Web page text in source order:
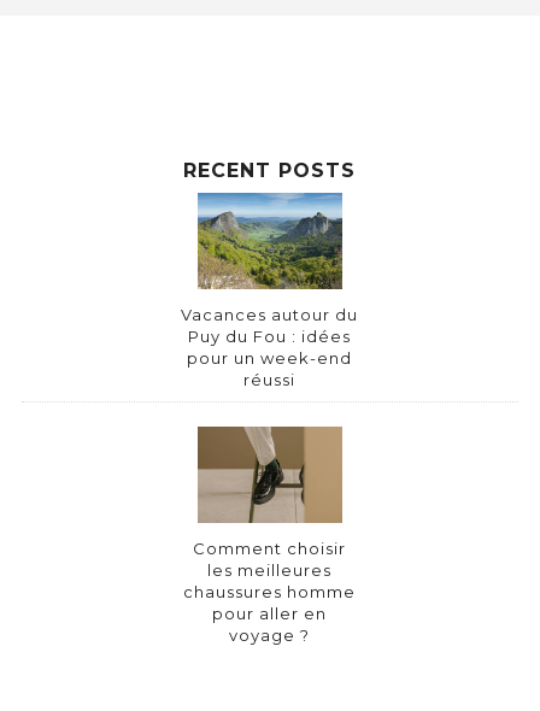
RECENT POSTS
Vacances autour du
Puy du Fou : idées
pour un week-end
réussi
Comment choisir
les meilleures
chaussures homme
pour aller en
voyage ?